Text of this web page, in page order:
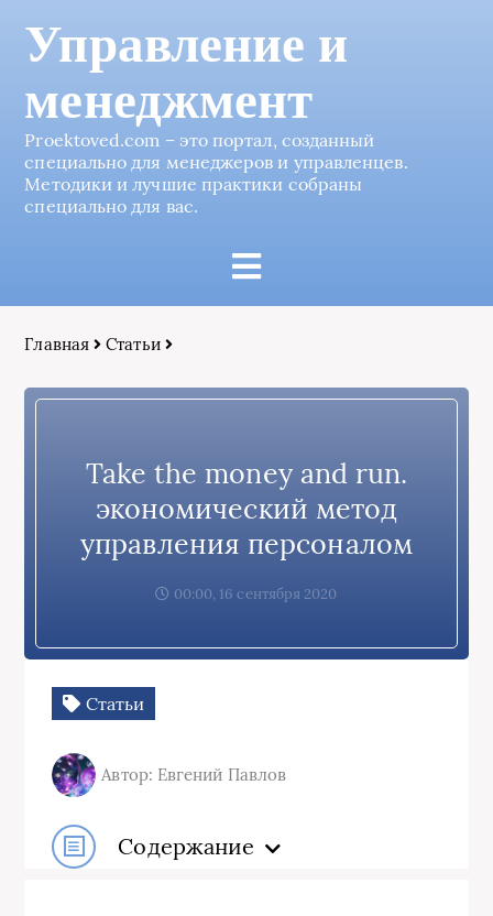
Управление и
менеджмент
Proektoved.com – это портал, созданный
специально для менеджеров и управленцев.
Методики и лучшие практики собраны
специально для вас.
Главная Статьи
Take the money and run.
экономический метод
управления персоналом
00:00, 16 сентября 2020
Статьи
Автор: Евгений Павлов
Содержание